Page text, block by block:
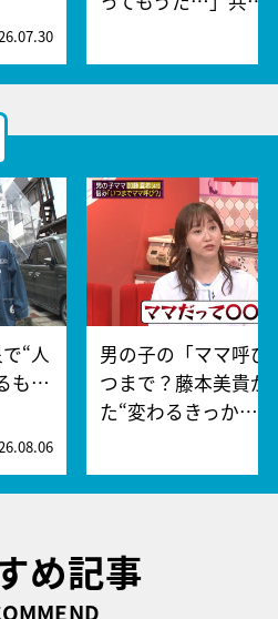
“人
も…
男の子の「ママ呼び
つまで？藤本美貴が
た“変わるきっか…
め記事